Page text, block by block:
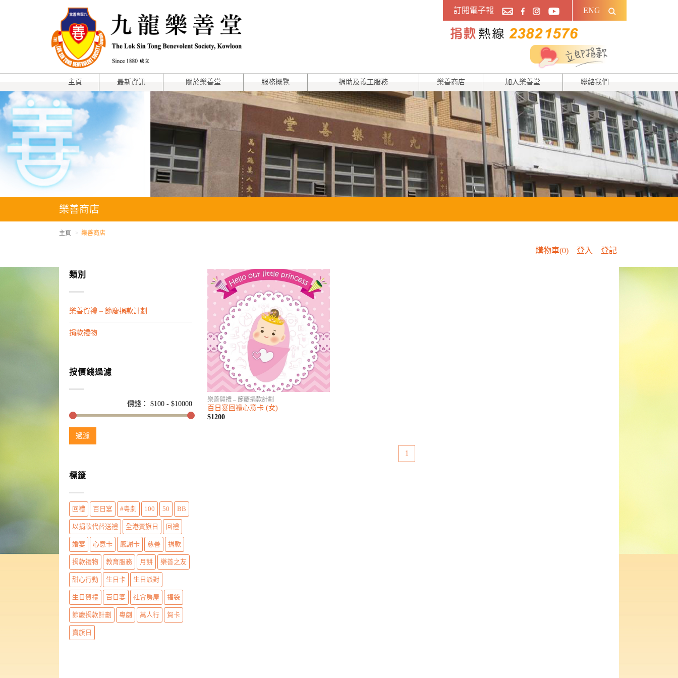
訂閱電子報 ENG
主頁 最新資訊 關於樂善堂 服務概覽 捐助及義工服務 樂善商店 加入樂善堂 聯絡我們
樂善商店
主頁 樂善商店
購物車(0) 登入 登記
類別
樂善賀禮 – 節慶捐款計劃
捐款禮物
按價錢過濾
價錢： $100- $10000
過濾
標籤
回禮 百日宴 #粵劇 100 50 BB
以捐款代替送禮 全港賣旗日 回禮
婚宴 心意卡 感謝卡 慈善 捐款
捐款禮物 教育服務 月餅 樂善之友
甜心行動 生日卡 生日派對
生日賀禮 百日宴 社會房屋 福袋
節慶捐款計劃 粵劇 萬人行 賀卡
賣旗日
樂善賀禮 – 節慶捐款計劃
百日宴回禮心意卡 (女)
$1200
1